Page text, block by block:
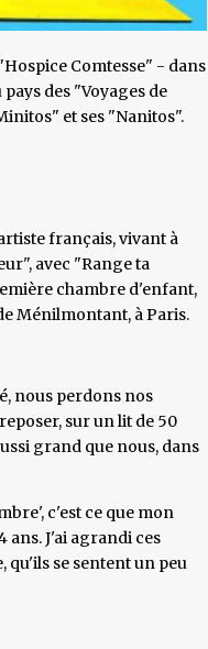
Comtesse" - dans
des "Voyages de
et ses "Nanitos".
français, vivant à
avec "Range ta
chambre d'enfant,
Ménilmontant, à Paris.
nous perdons nos
sur un lit de 50
grand que nous, dans
c'est ce que mon
ans. J'ai agrandi ces
qu'ils se sentent un peu